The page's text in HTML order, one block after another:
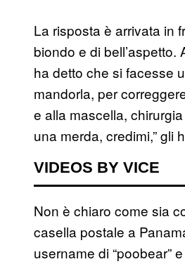
La risposta è arrivata in
biondo e di
ha detto che si facesse
mandorla, per
e alla mascella,
una merda, credimi,” gli
VIDEOS BY VICE
Non è chiaro come sia
casella postale a
username di “poobear”